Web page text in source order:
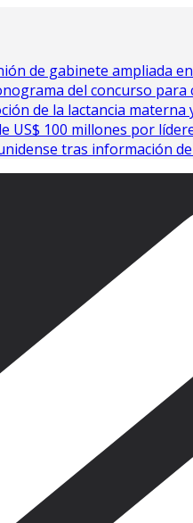
de gabinete ampliada
del concurso
de la lactancia
US$ 100 millones por
tras información de